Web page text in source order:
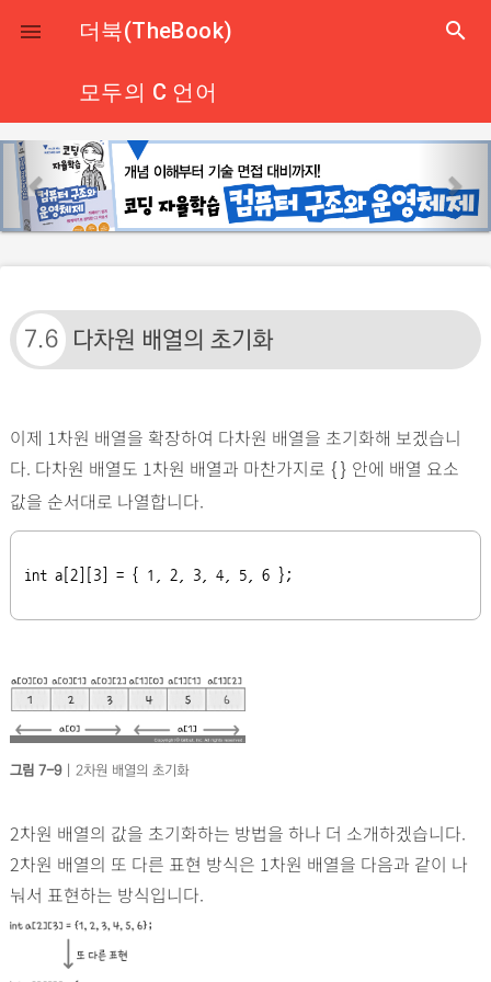
close
 더북(TheBook) search
모두의 C 언어
p
r
e
o
u
s
e
x
7.6 다차원 배열의 초기화
이제 1차원 배열을 확장하여 다차원 배열을 초기화해 보겠습니
다. 다차원 배열도 1차원 배열과 마찬가지로 {} 안에 배열 요소
값을 순서대로 나열합니다.
int a[2][3] = { 1, 2, 3, 4, 5, 6 };
그림 7-9| 2차원 배열의 초기화
2차원 배열의 값을 초기화하는 방법을 하나 더 소개하겠습니다.
2차원 배열의 또 다른 표현 방식은 1차원 배열을 다음과 같이 나
눠서 표현하는 방식입니다.